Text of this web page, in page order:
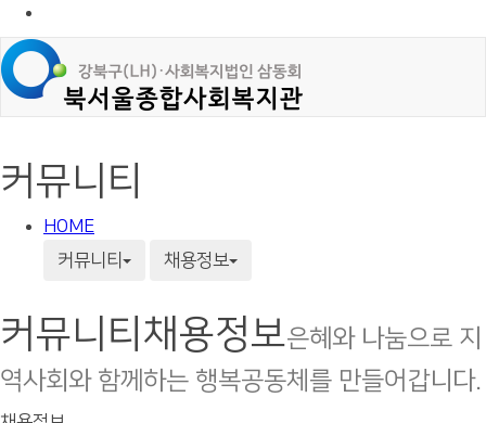
커뮤니티
HOME
커뮤니티
채용정보
커뮤니티 채용정보은혜와 나눔으로 지
역사회와 함께하는 행복공동체를 만들어갑니다.